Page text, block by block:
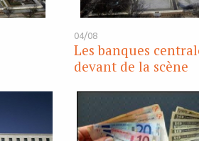
04/08
Les banques
devant de la scène